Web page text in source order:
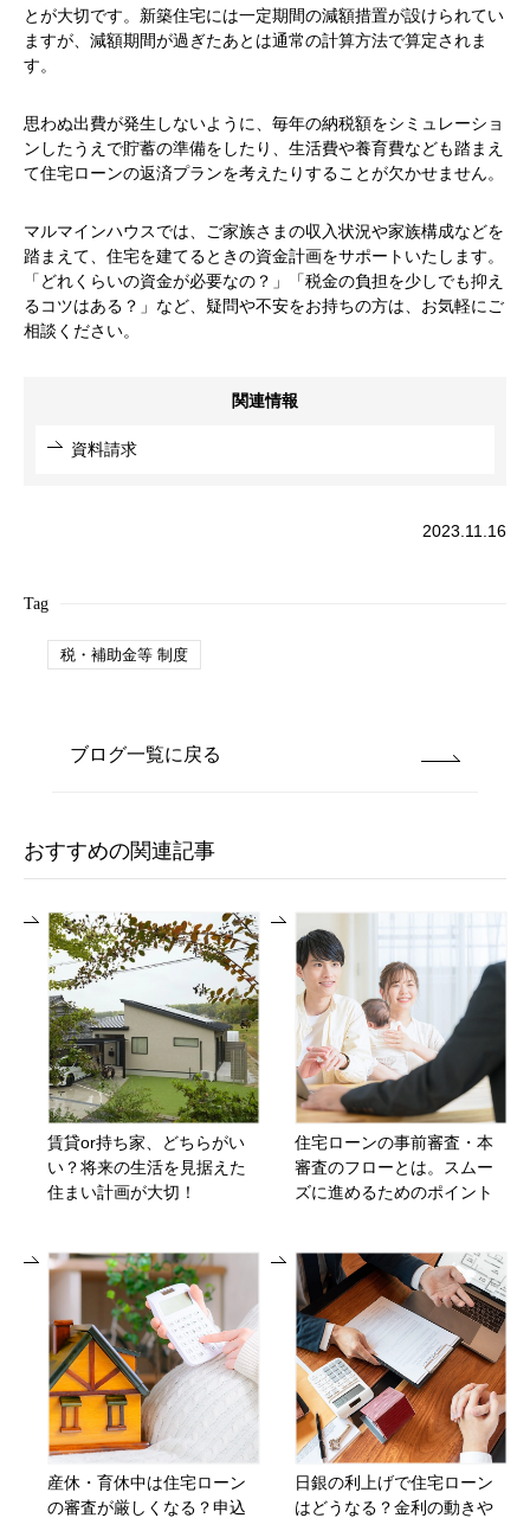
とが大切です。新築住宅には一定期間の減額措置が設けられてい
ますが、減額期間が過ぎたあとは通常の計算方法で算定されま
す。
思わぬ出費が発生しないように、毎年の納税額をシミュレーショ
ンしたうえで貯蓄の準備をしたり、生活費や養育費なども踏まえ
て住宅ローンの返済プランを考えたりすることが欠かせません。
マルマインハウスでは、ご家族さまの収入状況や家族構成などを
踏まえて、住宅を建てるときの資金計画をサポートいたします。
「どれくらいの資金が必要なの？」「税金の負担を少しでも抑え
るコツはある？」など、疑問や不安をお持ちの方は、お気軽にご
相談ください。
関連情報
資料請求
2023.11.16
Tag
税・補助金等 制度
ブログ一覧に戻る
おすすめの関連記事
賃貸or持ち家、どちらがい
い？将来の生活を見据えた
住まい計画が大切！
住宅ローンの事前審査・本
審査のフローとは。スムー
ズに進めるためのポイント
産休・育休中は住宅ローン
の審査が厳しくなる？申込
日銀の利上げで住宅ローン
はどうなる？金利の動きや